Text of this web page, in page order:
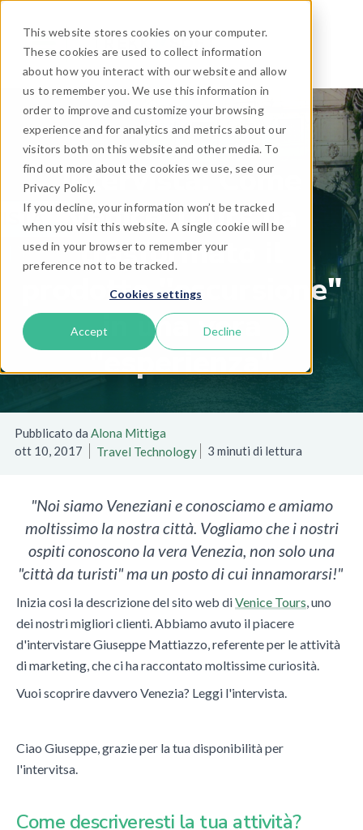
This website stores cookies on your computer.
These cookies are used to collect information
about how you interact with our website and allow
us to remember you. We use this information in
order to improve and customize your browsing
experience and for analytics and metrics about our
visitors both on this website and other media. To
find out more about the cookies we use, see our
Privacy Policy.
If you decline, your information won’t be tracked
when you visit this website. A single cookie will be
used in your browser to remember your
preference not to be tracked.
Cookies settings
Accept Decline
Intervista: Come
Venice Tours ha
trasformato il
prodotto "escursione"
in una vera
"esperienza"
Pubblicato da Alona Mittiga
ott 10, 2017
Travel Technology 3 minuti di lettura
"Noi siamo Veneziani e conosciamo e amiamo
moltissimo la nostra città. Vogliamo che i nostri
ospiti conoscono la vera Venezia, non solo una
"città da turisti" ma un posto di cui innamorarsi!"
Inizia cosi la descrizione del sito web diVenice Tours , uno
dei nostri migliori clienti. Abbiamo avuto il piacere
d'intervistareGiuseppe Mattiazzo, referente per le attività
di marketing, che ci ha raccontato moltissime curiosità.
Vuoi scoprire davvero Venezia? Leggi l'intervista.
Ciao Giuseppe, grazie per la tua disponibilità per
l'intervitsa.
Come descriveresti la tua attività?